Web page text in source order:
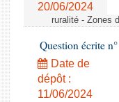
20/06/2024
ruralité - Zones
Question écrite
Date de
dépôt :
11/06/2024